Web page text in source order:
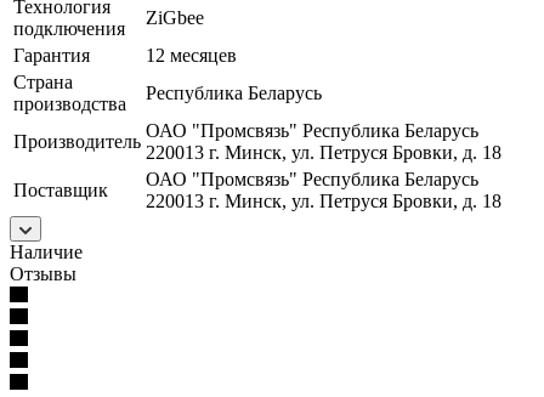
Технология
подключения
ZiGbee
Гарантия
12 месяцев
Страна
производства
Республика Беларусь
Производитель
ОАО "Промсвязь" Республика Беларусь
220013 г. Минск, ул. Петруся Бровки, д. 18
Поставщик
ОАО "Промсвязь" Республика Беларусь
220013 г. Минск, ул. Петруся Бровки, д. 18
Наличие
Отзывы